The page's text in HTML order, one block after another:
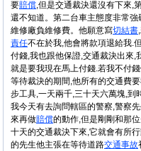
要賠償,但是交通裁決還沒有下來,
還不知道。第二台車主態度非常
維修廠負維修費。他願意寫切結書
責任不在於我,他會將款項退給我.
付錢,我也跟他保證,交通裁決出來,
就是要我現在馬上付錢.若我不付
等待裁決的期間,他所有的交通費
步工具,一天兩千,三十天六萬塊,到
我今天有去詢問轄區的警察,警察
來再做賠償的動作,但是剛剛和那
十天的交通裁決下來,它就會有所
的先生他主張在等待道路交通事故